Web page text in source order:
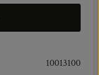
10013100